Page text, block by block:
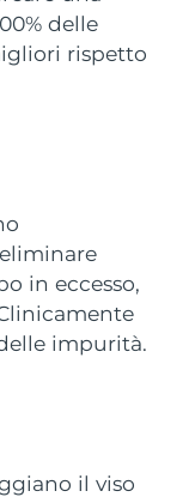
delle
rispetto
in eccesso,
impurità.
il viso
stimata
stimata
stimata 17/8/26
stimata
stimata 13/8/26